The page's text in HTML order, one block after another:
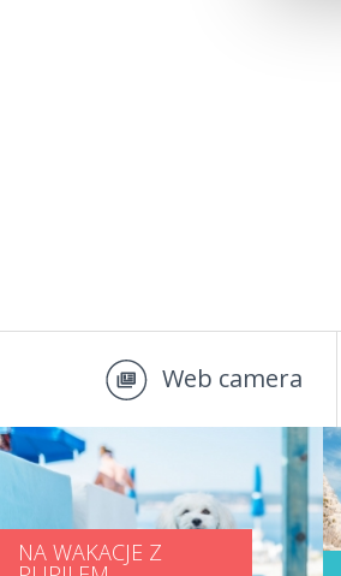
Web camera
NA WAKACJE Z